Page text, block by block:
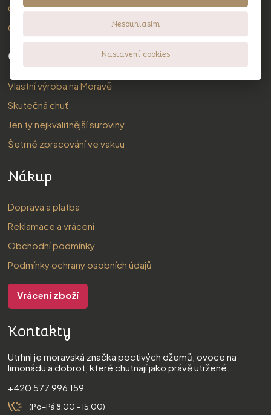
Ořechová másla
Granola
Betty a Vojta
Čtyřikrát proč
Vlastní výroba na Moravě
Skutečná chuť
Jen ty nejkvalitnější suroviny
Šetrné zpracování ve vakuu
Nákup
Doprava a platba
Reklamace a vrácení
Obchodní podmínky
Podmínky ochrany osobních údajů
Vrácení zboží
Kontakty
Utrhni je moravská značka poctivých džemů, ovoce na
limonádu a dobrot, které chutnají jako právě utržené.
+420 577 996 159
(Po–Pá 8.00 – 15.00)
Nesouhlasím
Nastavení cookies